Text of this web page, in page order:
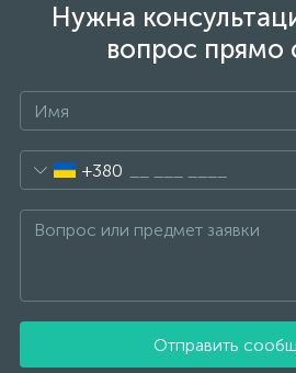
Нужна
вопрос прямо
+380
Отправить
Серебряные аксессуары